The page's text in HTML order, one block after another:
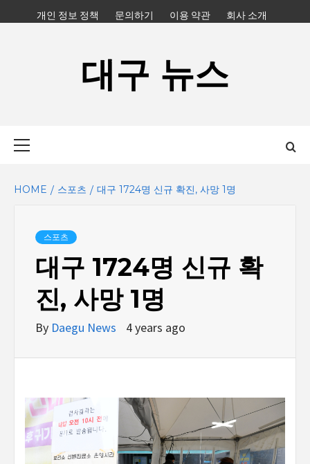
to
개인 정보 정책 문의하기 이용 약관 회사 소개
대구 뉴스
HOME 스포츠 대구 1724명 신규 확진, 사망 1명
스포츠
대구 1724명 신규 확
진, 사망 1명
By Daegu News 4 years ago